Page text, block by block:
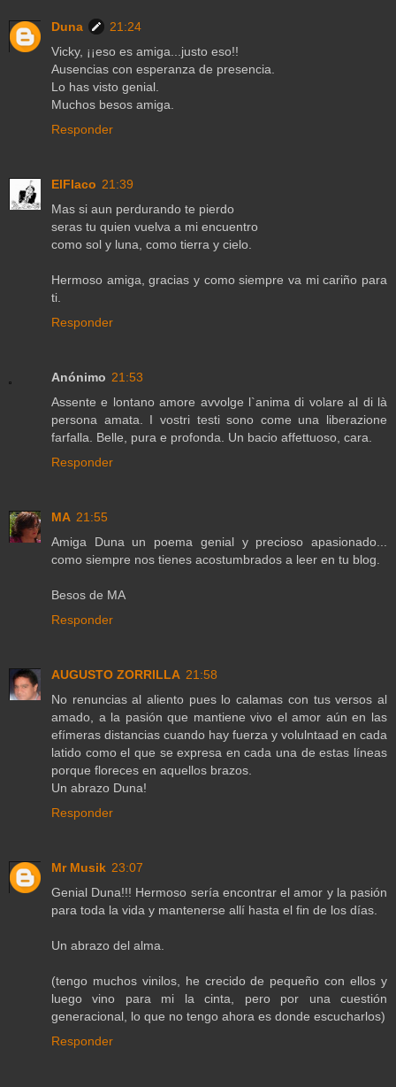
Duna
21:24
Vicky, ¡¡eso es amiga...justo eso!!
Ausencias con esperanza de presencia.
Lo has visto genial.
Muchos besos amiga.
Responder
ElFlaco 21:39
Mas si aun perdurando te pierdo
seras tu quien vuelva a mi encuentro
como sol y luna, como tierra y cielo.
Hermoso amiga, gracias y como siempre va mi cariño para
ti.
Responder
Anónimo 21:53
Assente e lontano amore avvolge l`anima di volare al di là
persona amata. I vostri testi sono come una liberazione
farfalla. Belle, pura e profonda. Un bacio affettuoso, cara.
Responder
MA 21:55
Amiga Duna un poema genial y precioso apasionado...
como siempre nos tienes acostumbrados a leer en tu blog.
Besos de MA
Responder
AUGUSTO ZORRILLA 21:58
No renuncias al aliento pues lo calamas con tus versos al
amado, a la pasión que mantiene vivo el amor aún en las
efímeras distancias cuando hay fuerza y volulntaad en cada
latido como el que se expresa en cada una de estas líneas
porque floreces en aquellos brazos.
Un abrazo Duna!
Responder
Mr Musik 23:07
Genial Duna!!! Hermoso sería encontrar el amor y la pasión
para toda la vida y mantenerse allí hasta el fin de los días.
Un abrazo del alma.
(tengo muchos vinilos, he crecido de pequeño con ellos y
luego vino para mi la cinta, pero por una cuestión
generacional, lo que no tengo ahora es donde escucharlos)
Responder